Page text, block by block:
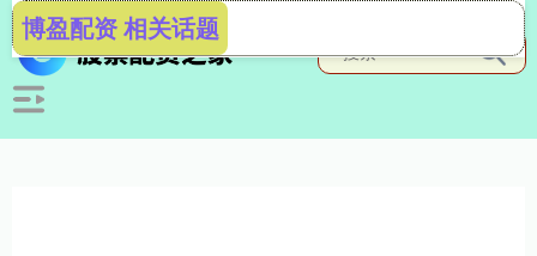
博盈配资 相关话题